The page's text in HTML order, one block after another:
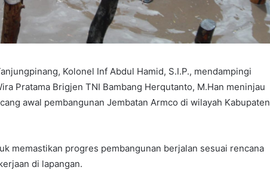
Kolonel Inf Abdul Hamid, S.I.P., mendampingi
Pratama Brigjen TNI Bambang Herqutanto, M.Han meninjau
awal pembangunan Jembatan Armco di wilayah Kabupaten
memastikan progres pembangunan berjalan sesuai rencana
di lapangan.